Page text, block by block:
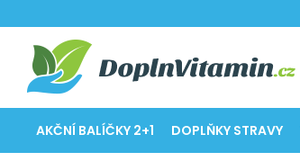
AKČNÍ BALÍČKY 2+1 DOPLŇKY STRAVY